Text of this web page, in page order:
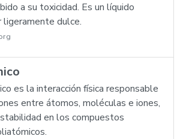
a su toxicidad. Es un líquido
dulce.
es la interacción física responsable
entre átomos, moléculas e iones,
en los compuestos